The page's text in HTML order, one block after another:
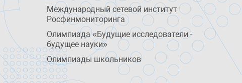
Международный сетевой институт
Росфинмониторинга
Олимпиада «Будущие исследователи -
будущее науки»
Олимпиады школьников